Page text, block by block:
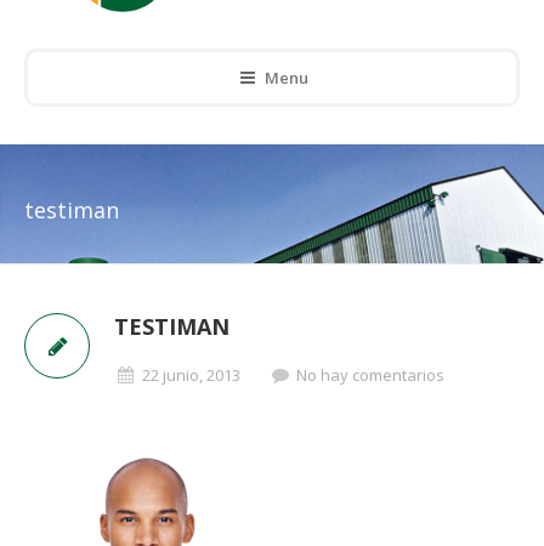
Menu
testiman
TESTIMAN
22 junio, 2013 No hay comentarios